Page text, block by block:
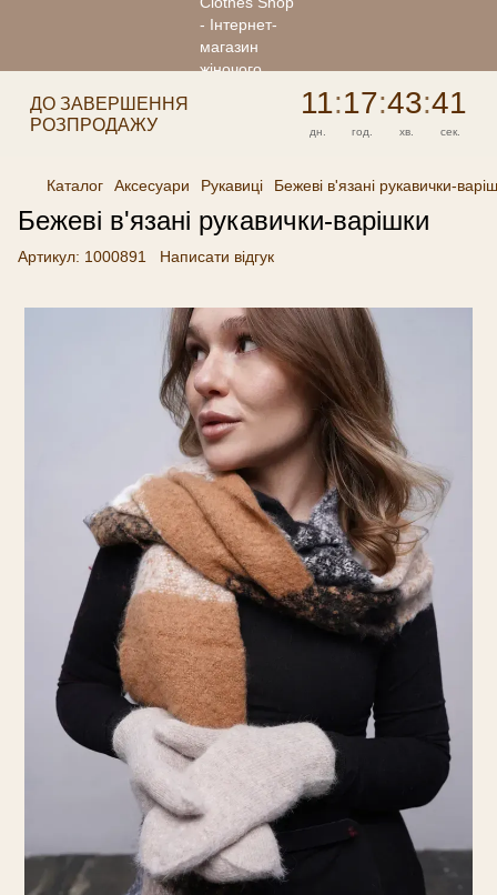
ДО ЗАВЕРШЕННЯ
РОЗПРОДАЖУ
11:17:43:41
дн. год. хв. сек.
Каталог Аксесуари Рукавиці Бежеві в'язані рукавички-
Бежеві в'язані рукавички-варішки
Артикул: 1000891 Написати відгук